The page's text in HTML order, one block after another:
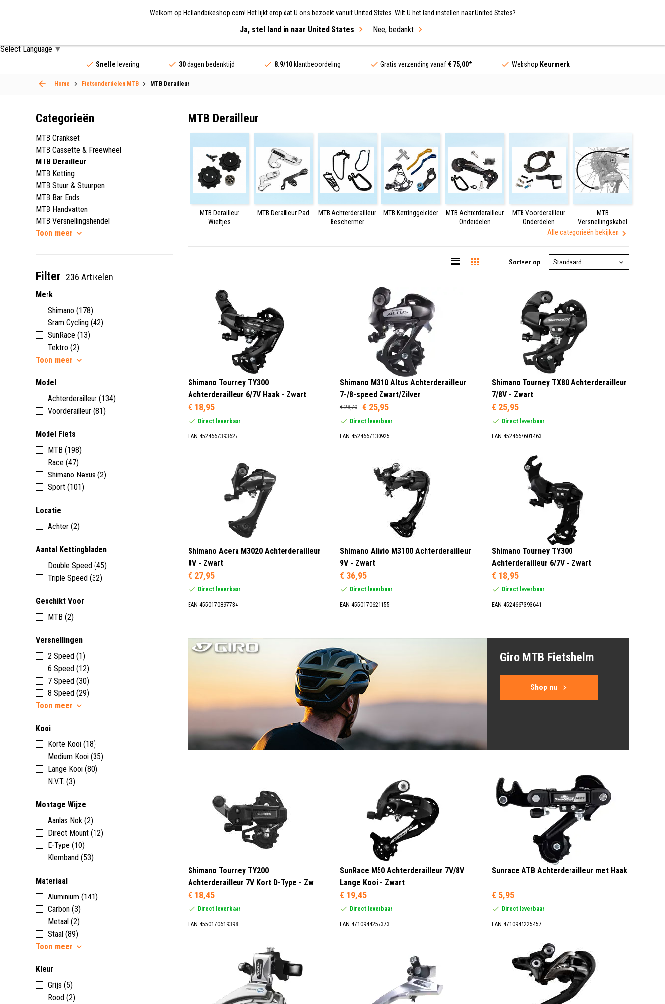
Nederland / EUR
Fietsen Merken Sale
Select Language▼
Welkom op Hollandbikeshop.com! Het lijkt erop dat U ons bezoekt vanuit United States. Wilt U het land instellen naar United States?
Ja, stel land in naar United States Nee, bedankt
Snelle levering 30dagen bedenktijd 8.9/10klantbeoordeling Gratis verzending vanaf € 75,00* Webshop Keurmerk
Home Fietsonderdelen MTB MTB Derailleur
Categorieën
MTB Crankset
MTB Cassette & Freewheel
MTB Derailleur
MTB Ketting
MTB Stuur & Stuurpen
MTB Bar Ends
MTB Handvatten
MTB Versnellingshendel
Toon meer
Filter 236 Artikelen
Merk
Shimano (178)
Sram Cycling (42)
SunRace (13)
Tektro (2)
Toon meer
Model
Achterderailleur (134)
Voorderailleur (81)
Model Fiets
MTB (198)
Race (47)
Shimano Nexus (2)
Sport (101)
Locatie
Achter (2)
Aantal Kettingbladen
Double Speed (45)
Triple Speed (32)
Geschikt Voor
MTB (2)
Versnellingen
2 Speed (1)
6 Speed (12)
7 Speed (30)
8 Speed (29)
Toon meer
Kooi
Korte Kooi (18)
Medium Kooi (35)
Lange Kooi (80)
N.V.T. (3)
Montage Wijze
Aanlas Nok (2)
Direct Mount (12)
E-Type (10)
Klemband (53)
Materiaal
Aluminium (141)
Carbon (3)
Metaal (2)
Staal (89)
Toon meer
Kleur
Grijs (5)
Rood (2)
MTB Derailleur
MTB Derailleur
Wieltjes
MTB Derailleur Pad
MTB Achterderailleur
Beschermer
MTB Kettinggeleider
MTB Achterderailleur
Onderdelen
MTB Voorderailleur
Onderdelen
MTB
Versnellingskabel
Alle categorieën bekijken
Sorteer op
Shimano Tourney TY300
Achterderailleur 6/7V Haak - Zwart
€ 18,95
Direct leverbaar
EAN 4524667393627
Shimano M310 Altus Achterderailleur
7-/8-speed Zwart/Zilver
€ 28,70 € 25,95
Direct leverbaar
EAN 4524667130925
Shimano Tourney TX80 Achterderailleur
7/8V - Zwart
€ 25,95
Direct leverbaar
EAN 4524667601463
Shimano Acera M3020 Achterderailleur
8V - Zwart
€ 27,95
Direct leverbaar
EAN 4550170897734
Shimano Alivio M3100 Achterderailleur
9V - Zwart
€ 36,95
Direct leverbaar
EAN 4550170621155
Shimano Tourney TY300
Achterderailleur 6/7V - Zwart
€ 18,95
Direct leverbaar
EAN 4524667393641
Giro MTB Fietshelm
Shop nu
Shimano Tourney TY200
Achterderailleur 7V Kort D-Type - Zw
€ 18,45
Direct leverbaar
EAN 4550170619398
SunRace M50 Achterderailleur 7V/8V
Lange Kooi - Zwart
€ 19,45
Direct leverbaar
EAN 4710944257373
Sunrace ATB Achterderailleur met Haak
€ 5,95
Direct leverbaar
EAN 4710944225457